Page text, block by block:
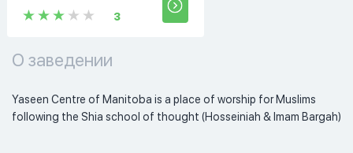
3
О заведении
Yaseen Centre of Manitoba is a place of worship for Muslims